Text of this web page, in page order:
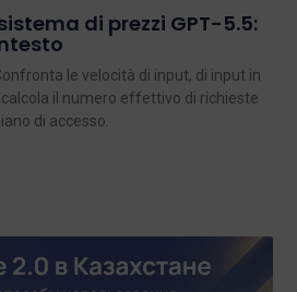
di prezzi GPT-5.5:
le velocità di input, di input in
il numero effettivo di richieste
di accesso.